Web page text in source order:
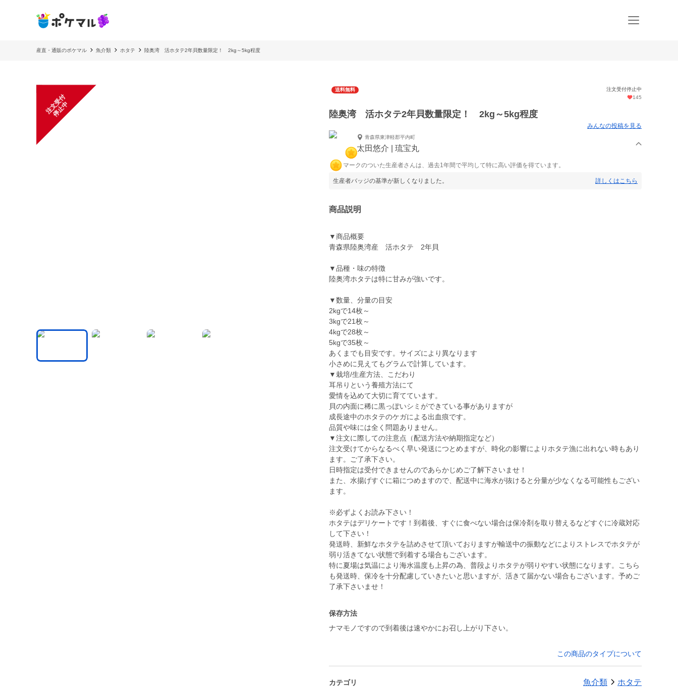
産直・通販のポケマル 魚介類 ホタテ 陸奥湾 活ホタテ2年貝数量限定！ 2kg～5kg程度
注
文
受
付
停
止
中
送料無料
注文受付停止中
145
陸奥湾 活ホタテ2年貝数量限定！ 2kg～5kg程度
みんなの投稿を見る
青森県東津軽郡平内町
太田悠介 | 琉宝丸
マークのついた生産者さんは、過去1年間で平均して特に高い評価を得ています。
生産者バッジの基準が新しくなりました。 詳しくはこちら
商品説明
▼商品概要
青森県陸奥湾産 活ホタテ 2年貝
▼品種・味の特徴
陸奥湾ホタテは特に甘みが強いです。
▼数量、分量の目安
2kgで14枚～
3kgで21枚～
4kgで28枚～
5kgで35枚～
あくまでも目安です。サイズにより異なります
小さめに見えてもグラムで計算しています。
▼栽培/生産方法、こだわり
耳吊りという養殖方法にて
愛情を込めて大切に育てています。
貝の内面に稀に黒っぽいシミができている事がありますが
成長途中のホタテのケガによる出血痕です。
品質や味には全く問題ありません。
▼注文に際しての注意点（配送方法や納期指定など）
注文受けてからなるべく早い発送につとめますが、時化の影響によりホタテ漁に出れない時もあり
ます。ご了承下さい。
日時指定は受付できませんのであらかじめご了解下さいませ！
また、水揚げすぐに箱につめますので、配送中に海水が抜けると分量が少なくなる可能性もござい
ます。
※必ずよくお読み下さい！
ホタテはデリケートです！到着後、すぐに食べない場合は保冷剤を取り替えるなどすぐに冷蔵対応
して下さい！
発送時、新鮮なホタテを詰めさせて頂いておりますが輸送中の振動などによりストレスでホタテが
弱り活きてない状態で到着する場合もございます。
特に夏場は気温により海水温度も上昇の為、普段よりホタテが弱りやすい状態になります。こちら
も発送時、保冷を十分配慮していきたいと思いますが、活きて届かない場合もございます。予めご
保存方法
ナマモノですので到着後は速やかにお召し上がり下さい。
この商品のタイプについて
カテゴリ 魚介類 ホタテ